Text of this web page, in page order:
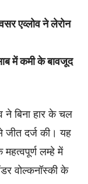
एव्लोव ने लेरोन
में कमी के बावजूद
ने बिना हार के चल
जीत दर्ज की। यह
लम्हे में
वोल्कनॉस्की के